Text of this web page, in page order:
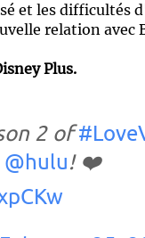
et les difficultés
relation avec
Plus.
2 of
@hulu! ❤️